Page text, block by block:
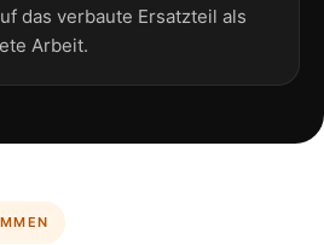
das verbaute Ersatzteil als
Arbeit.